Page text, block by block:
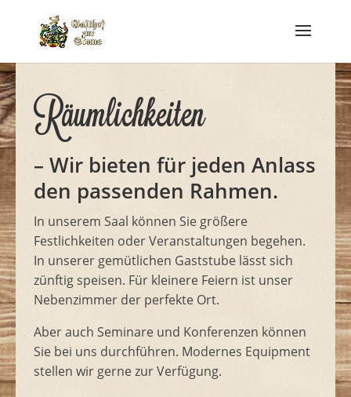
Räumlichkeiten
– Wir bieten für jeden Anlass
den passenden Rahmen.
In unserem Saal können Sie größere
Festlichkeiten oder Veranstaltungen begehen.
In unserer gemütlichen Gaststube lässt sich
zünftig speisen. Für kleinere Feiern ist unser
Nebenzimmer der perfekte Ort.
Aber auch Seminare und Konferenzen können
Sie bei uns durchführen. Modernes Equipment
stellen wir gerne zur Verfügung.